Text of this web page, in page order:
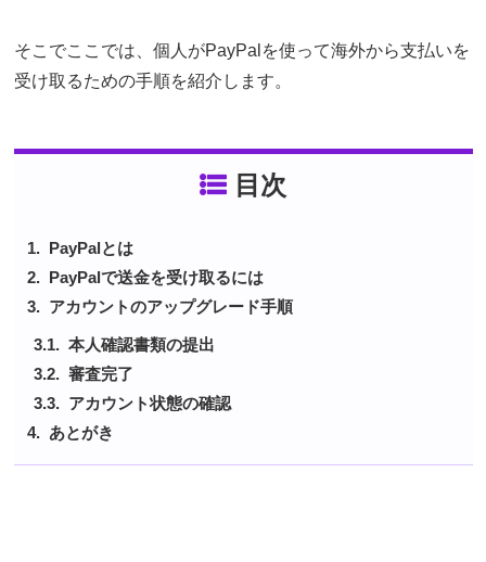
そこでここでは、個人がPayPalを使って海外から支払いを
受け取るための手順を紹介します。
目次
PayPalとは
PayPalで送金を受け取るには
アカウントのアップグレード手順
本人確認書類の提出
審査完了
アカウント状態の確認
あとがき